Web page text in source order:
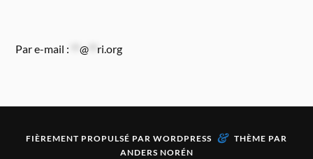
Par e-mail : **@ ri.org
FIÈREMENT PROPULSÉ PAR WORDPRESS & THÈME PAR
ANDERS NORÉN